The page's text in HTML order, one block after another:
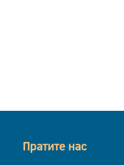
Пратите нас